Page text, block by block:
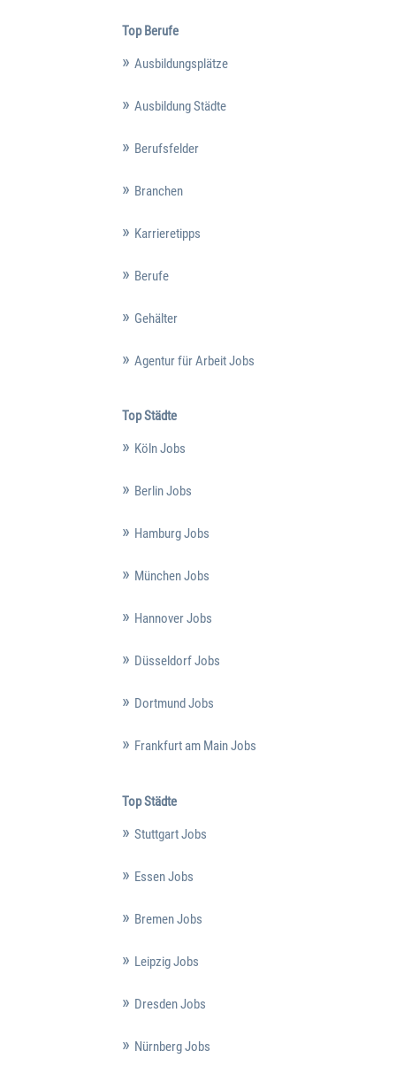
Top Berufe
Ausbildungsplätze
Ausbildung Städte
Berufsfelder
Branchen
Karrieretipps
Berufe
Gehälter
Agentur für Arbeit Jobs
Top Städte
Köln Jobs
Berlin Jobs
Hamburg Jobs
München Jobs
Hannover Jobs
Düsseldorf Jobs
Dortmund Jobs
Frankfurt am Main Jobs
Top Städte
Stuttgart Jobs
Essen Jobs
Bremen Jobs
Leipzig Jobs
Dresden Jobs
Nürnberg Jobs